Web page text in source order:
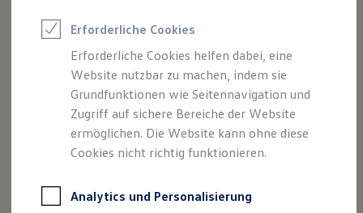
Elektroauto Leasing
Kleinwagen-Leasing
Leasing ohne Anzahlung
Finanzierung
Autokredit mit Schlussrate
Versicherungen und Garantien
Kfz-Versicherung
Restschuldversicherungen
Garantien
Professional Class bei Volkswagen
Erforderliche Cookies
Erforderliche Cookies helfen dabei, eine
Website nutzbar zu machen, indem sie
Grundfunktionen wie Seitennavigation und
Zugriff auf sichere Bereiche der Website
ermöglichen. Die Website kann ohne diese
Cookies nicht richtig funktionieren.
Analytics und Personalisierung